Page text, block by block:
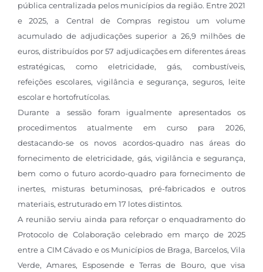
pública centralizada pelos municípios da região. Entre 2021
e 2025, a Central de Compras registou um volume
acumulado de adjudicações superior a 26,9 milhões de
euros, distribuídos por 57 adjudicações em diferentes áreas
estratégicas, como eletricidade, gás, combustíveis,
refeições escolares, vigilância e segurança, seguros, leite
escolar e hortofrutícolas.
Durante a sessão foram igualmente apresentados os
procedimentos atualmente em curso para 2026,
destacando-se os novos acordos-quadro nas áreas do
fornecimento de eletricidade, gás, vigilância e segurança,
bem como o futuro acordo-quadro para fornecimento de
inertes, misturas betuminosas, pré-fabricados e outros
materiais, estruturado em 17 lotes distintos.
A reunião serviu ainda para reforçar o enquadramento do
Protocolo de Colaboração celebrado em março de 2025
entre a CIM Cávado e os Municípios de Braga, Barcelos, Vila
Verde, Amares, Esposende e Terras de Bouro, que visa